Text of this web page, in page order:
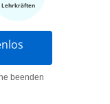
Lehrkräften
beenden